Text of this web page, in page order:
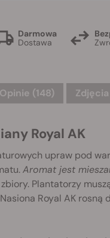
Darmowa
Dostawa
Opinie (148)
Royal AK
upraw pod
Aromat jest
Plantatorzy
Royal AK rosną